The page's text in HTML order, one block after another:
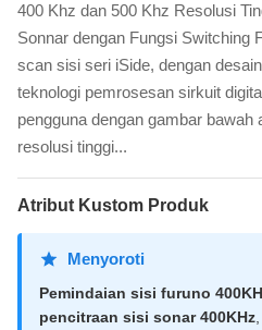
400 Khz dan 500 Khz Resolusi
Sonnar dengan Fungsi Switching
scan sisi seri iSide, dengan
teknologi pemrosesan sirkuit
pengguna dengan gambar bawah
resolusi tinggi...
Atribut Kustom Produk
Menyoroti
Pemindaian sisi furuno
pencitraan sisi sonar 400KHz